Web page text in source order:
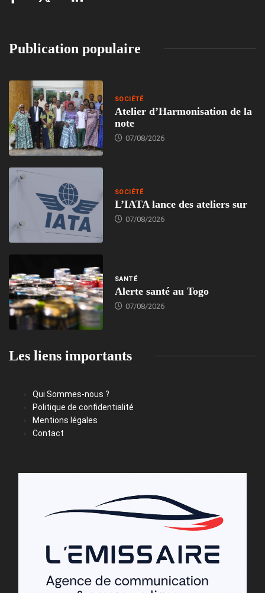
Publication populaire
SOCIÉTÉ
Atelier d’Harmonisation de la
note
07/08/2026
SOCIÉTÉ
L’IATA lance des ateliers sur
07/08/2026
SANTÉ
Alerte santé au Togo
07/08/2026
Les liens importants
Qui Sommes-nous ?
Politique de confidentialité
Mentions légales
Contact